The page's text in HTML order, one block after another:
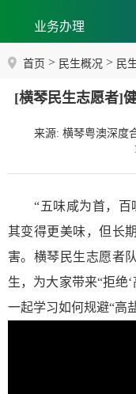
业务办理
首页 > 民生概况 > 民
[横琴民生志愿者]
来源: 横琴粤澳深度
“五味咸为首，百
其变得更美味，但长
害。横琴民生志愿者
生，为大家带来“拒绝
一起学习如何规避“高